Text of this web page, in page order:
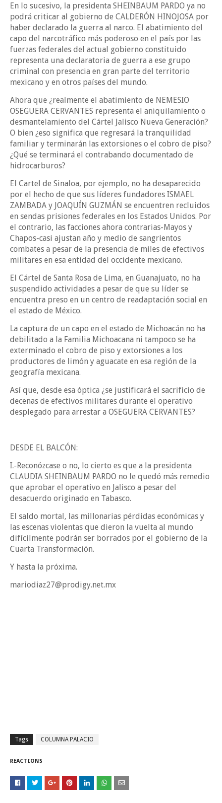
En lo sucesivo, la presidenta SHEINBAUM PARDO ya no
podrá criticar al gobierno de CALDERÓN HINOJOSA por
haber declarado la guerra al narco. El abatimiento del
capo del narcotráfico más poderoso en el país por las
fuerzas federales del actual gobierno constituido
representa una declaratoria de guerra a ese grupo
criminal con presencia en gran parte del territorio
mexicano y en otros países del mundo.
Ahora que ¿realmente el abatimiento de NEMESIO
OSEGUERA CERVANTES representa el aniquilamiento o
desmantelamiento del Cártel Jalisco Nueva Generación?
O bien ¿eso significa que regresará la tranquilidad
familiar y terminarán las extorsiones o el cobro de piso?
¿Qué se terminará el contrabando documentado de
hidrocarburos?
El Cartel de Sinaloa, por ejemplo, no ha desaparecido
por el hecho de que sus líderes fundadores ISMAEL
ZAMBADA y JOAQUÍN GUZMÁN se encuentren recluidos
en sendas prisiones federales en los Estados Unidos. Por
el contrario, las facciones ahora contrarias-Mayos y
Chapos-casi ajustan año y medio de sangrientos
combates a pesar de la presencia de miles de efectivos
militares en esa entidad del occidente mexicano.
El Cártel de Santa Rosa de Lima, en Guanajuato, no ha
suspendido actividades a pesar de que su líder se
encuentra preso en un centro de readaptación social en
el estado de México.
La captura de un capo en el estado de Michoacán no ha
debilitado a la Familia Michoacana ni tampoco se ha
exterminado el cobro de piso y extorsiones a los
productores de limón y aguacate en esa región de la
geografía mexicana.
Así que, desde esa óptica ¿se justificará el sacrificio de
decenas de efectivos militares durante el operativo
desplegado para arrestar a OSEGUERA CERVANTES?
DESDE EL BALCÓN:
I.-Reconózcase o no, lo cierto es que a la presidenta
CLAUDIA SHEINBAUM PARDO no le quedó más remedio
que aprobar el operativo en Jalisco a pesar del
desacuerdo originado en Tabasco.
El saldo mortal, las millonarias pérdidas económicas y
las escenas violentas que dieron la vuelta al mundo
difícilmente podrán ser borrados por el gobierno de la
Cuarta Transformación.
Y hasta la próxima.
mariodiaz27@prodigy.net.mx
Tags COLUMNA PALACIO
REACTIONS